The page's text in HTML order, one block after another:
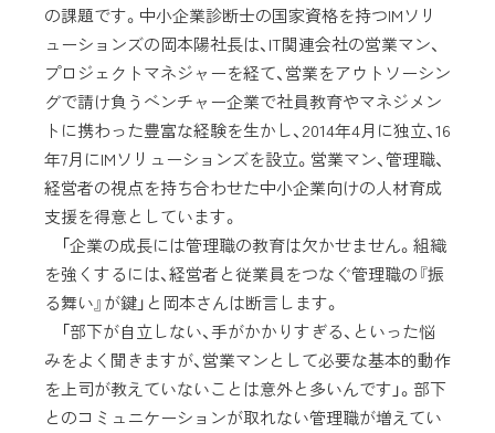
の課題です。中小企業診断士の国家資格を持つIMソリ
ューションズの岡本陽社長は、IT関連会社の営業マン、
プロジェクトマネジャーを経て、営業をアウトソーシン
グで請け負うベンチャー企業で社員教育やマネジメン
トに携わった豊富な経験を生かし、2014年4月に独立、16
年7月にIMソリューションズを設立。営業マン、管理職、
経営者の視点を持ち合わせた中小企業向けの人材育成
支援を得意としています。
「企業の成長には管理職の教育は欠かせません。組織
を強くするには、経営者と従業員をつなぐ管理職の『振
る舞い』が鍵」と岡本さんは断言します。
「部下が自立しない、手がかかりすぎる、といった悩
みをよく聞きますが、営業マンとして必要な基本的動作
を上司が教えていないことは意外と多いんです」。部下
とのコミュニケーションが取れない管理職が増えてい